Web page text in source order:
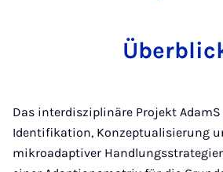
Das interdisziplinäre Projekt
Identifikation, Konzeptualisierung
mikroadaptiver